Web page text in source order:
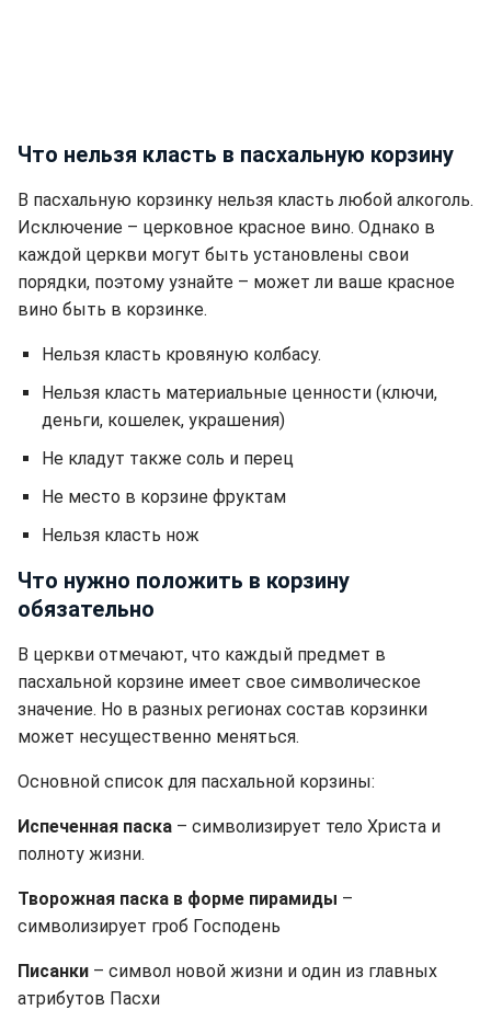
Что нельзя класть в пасхальную корзину
В пасхальную корзинку нельзя класть любой алкоголь.
Исключение – церковное красное вино. Однако в
каждой церкви могут быть установлены свои
порядки, поэтому узнайте – может ли ваше красное
вино быть в корзинке.
Нельзя класть кровяную колбасу.
Нельзя класть материальные ценности (ключи,
деньги, кошелек, украшения)
Не кладут также соль и перец
Не место в корзине фруктам
Нельзя класть нож
Что нужно положить в корзину
обязательно
В церкви отмечают, что каждый предмет в
пасхальной корзине имеет свое символическое
значение. Но в разных регионах состав корзинки
может несущественно меняться.
Основной список для пасхальной корзины:
Испеченная паска – символизирует тело Христа и
полноту жизни.
Творожная паска в форме пирамиды –
символизирует гроб Господень
Писанки – символ новой жизни и один из главных
атрибутов Пасхи